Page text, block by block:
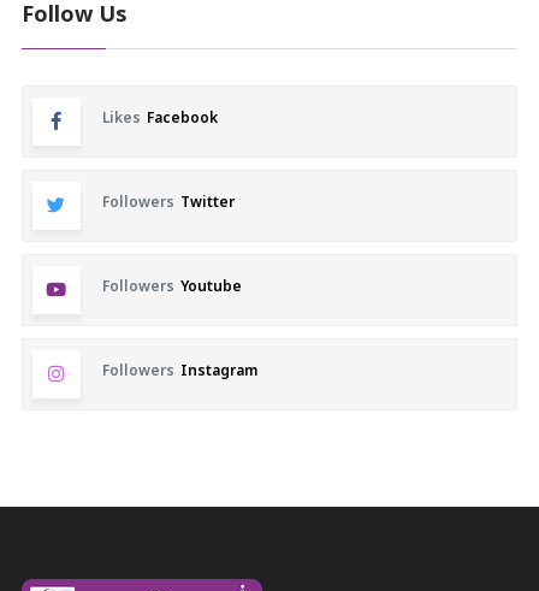
Follow Us
Likes Facebook
Followers Twitter
Followers Youtube
Followers Instagram